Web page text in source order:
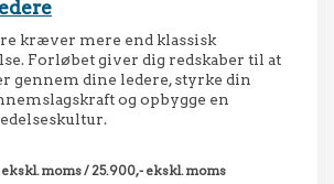
kræver mere end klassisk
Forløbet giver dig redskaber til at
gennem dine ledere, styrke din
og opbygge en
moms / 25.900,- ekskl. moms